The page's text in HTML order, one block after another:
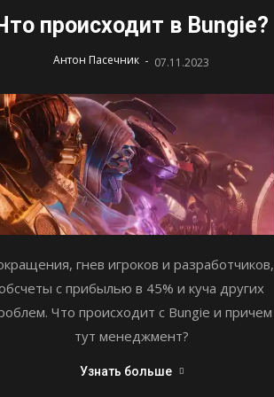
происходит в Bungie?
Антон Пасечник - 07.11.2023
гнев игроков и разработчиков,
с прибылью в 45% и куча других
Что происходит с Bungie и причем
тут менеджмент?
Узнать больше